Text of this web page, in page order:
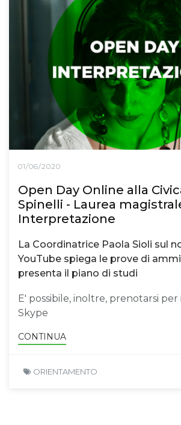
01/06/2020
Open Day Online alla
Spinelli - Laurea
Interpretazione
La Coordinatrice Paola Sioli sul
YouTube spiega le prove di
presenta il piano di studi
E' possibile, inoltre, prenotarsi per
Skype
CONTINUA
ORIENTAMENTO